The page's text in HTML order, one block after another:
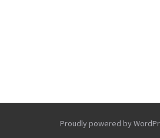
Proudly powered by